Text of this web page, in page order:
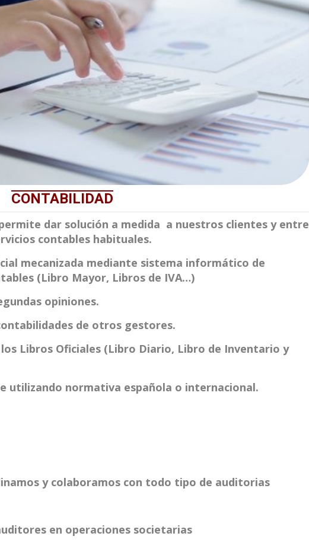
CONTABILIDAD
dar solución a medida a nuestros clientes y entre
contables habituales.
mecanizada mediante sistema informático de
(Libro Mayor, Libros de IVA…)
opiniones.
de otros gestores.
Libros Oficiales (Libro Diario, Libro de Inventario y
utilizando normativa española o internacional.
y colaboramos con todo tipo de auditorias
en operaciones societarias